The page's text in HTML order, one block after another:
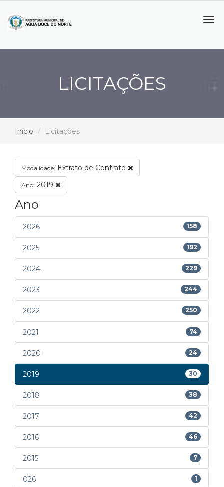
LICITAÇÕES
Início Licitações
Modalidade: Extrato de Contrato
Ano: 2019
Ano
2026 158
2025 192
2024 229
2023 244
2022 250
2021 74
2020 24
2019 30
2018 38
2017 42
2016 46
2015 7
026 1